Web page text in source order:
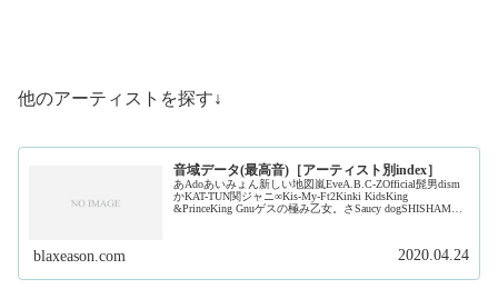
他のアーティストを探す↓
音域データ(最高音)［アーティスト別index］
あAdoあいみょん新しい地図嵐EveA.B.C-ZOfficial髭男dism
かKAT-TUN関ジャニ∞Kis-My-Ft2Kinki KidsKing
&PrinceKing Gnuゲスの極み乙女。さSaucy dogSHISHAMO
blaxeason.com 2020.04.24